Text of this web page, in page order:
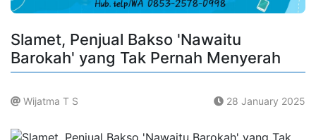
Slamet, Penjual Bakso 'Nawaitu
Barokah' yang Tak Pernah Menyerah
Wijatma T S 28 January 2025